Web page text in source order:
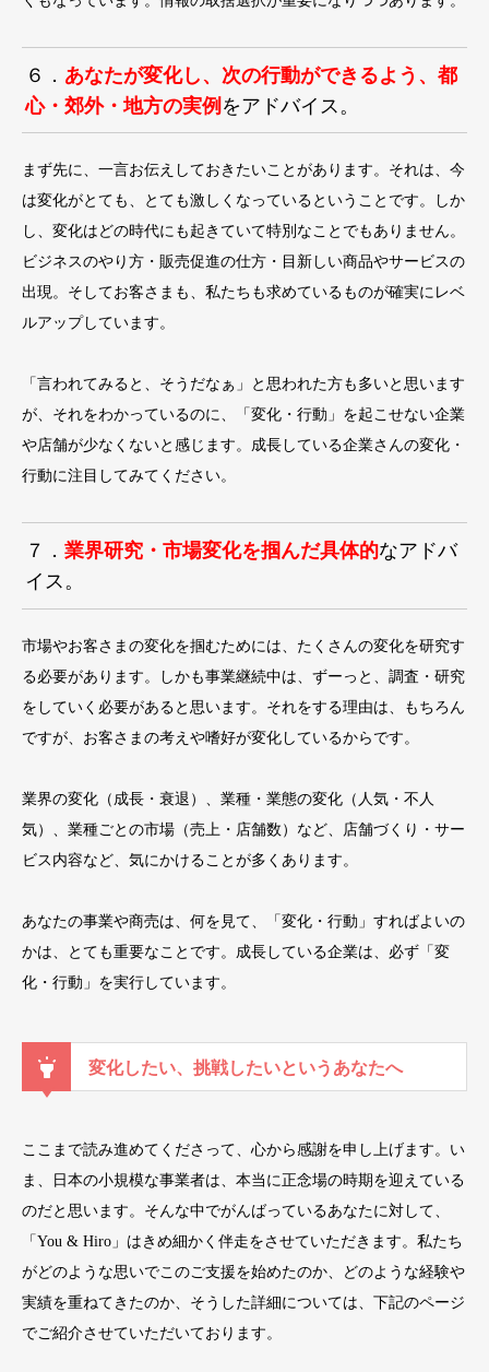
６． あなたが変化し、次の行動ができるよう、都
心・郊外・地方の実例 をアドバイス。
まず先に、一言お伝えしておきたいことがあります。それは、今
は変化がとても、とても激しくなっているということです。しか
し、変化はどの時代にも起きていて特別なことでもありません。
ビジネスのやり方・販売促進の仕方・目新しい商品やサービスの
出現。そしてお客さまも、私たちも求めているものが確実にレベ
ルアップしています。
「言われてみると、そうだなぁ」と思われた方も多いと思います
が、それをわかっているのに、「変化・行動」を起こせない企業
や店舗が少なくないと感じます。成長している企業さんの変化・
行動に注目してみてください。
７． 業界研究・市場変化を掴んだ具体的なアドバ
イス。
市場やお客さまの変化を掴むためには、たくさんの変化を研究す
る必要があります。しかも事業継続中は、ずーっと、調査・研究
をしていく必要があると思います。それをする理由は、もちろん
ですが、お客さまの考えや嗜好が変化しているからです。
業界の変化（成長・衰退）、業種・業態の変化（人気・不人
気）、業種ごとの市場（売上・店舗数）など、店舗づくり・サー
ビス内容など、気にかけることが多くあります。
あなたの事業や商売は、何を見て、「変化・行動」すればよいの
かは、とても重要なことです。成長している企業は、必ず「変
化・行動」を実行しています。
変化したい、挑戦したいというあなたへ
ここまで読み進めてくださって、心から感謝を申し上げます。い
ま、日本の小規模な事業者は、本当に正念場の時期を迎えている
のだと思います。そんな中でがんばっているあなたに対して、
「You & Hiro」はきめ細かく伴走をさせていただきます。私たち
がどのような思いでこのご支援を始めたのか、どのような経験や
実績を重ねてきたのか、そうした詳細については、下記のページ
でご紹介させていただいております。